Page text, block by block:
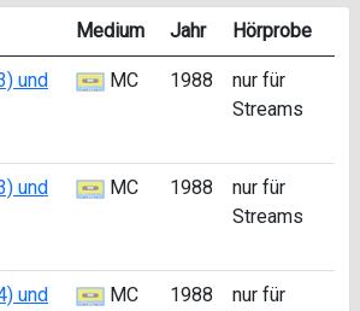
Medium Jahr Hörprobe
und
MC 1988
nur für
Streams
und
MC 1988
nur für
Streams
und
MC 1988
nur für